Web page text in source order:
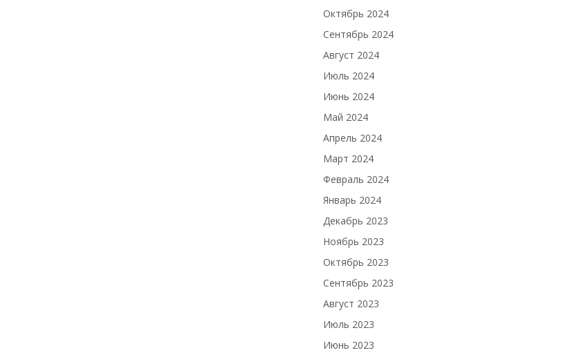
Октябрь 2024
Сентябрь 2024
Август 2024
Июль 2024
Июнь 2024
Май 2024
Апрель 2024
Март 2024
Февраль 2024
Январь 2024
Декабрь 2023
Ноябрь 2023
Октябрь 2023
Сентябрь 2023
Август 2023
Июль 2023
Июнь 2023